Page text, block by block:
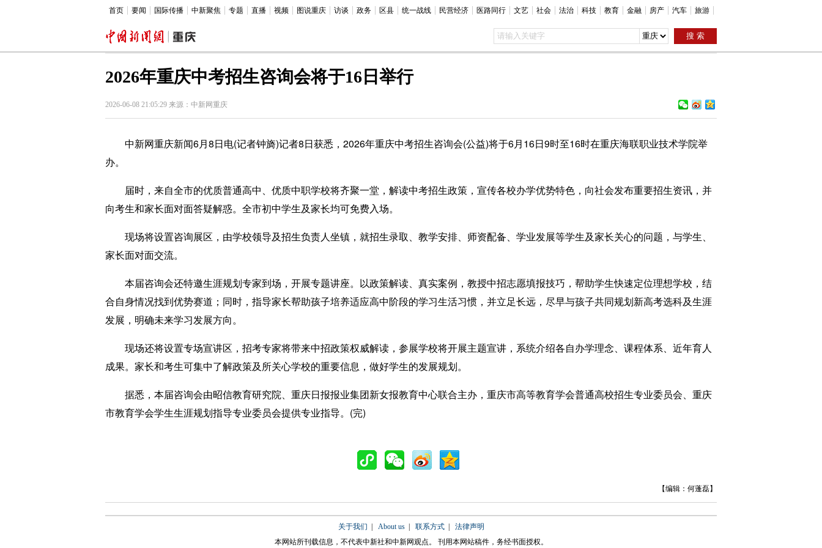
首页 要闻 国际传播 中新聚焦 专题 直播 视频 图说重庆 访谈 政务 区县 统一战线 民营经济 医路同行 文艺 社会 法治 科技 教育 金融 房产 汽车 旅游
2026年重庆中考招生咨询会将于16日举行
2026-06-08 21:05:29 来源：中新网重庆
中新网重庆新闻6月8日电(记者钟旖)记者8日获悉，2026年重庆中考招生咨询会(公益)将于6月16日9时至16时在重庆海联职业技术学院举
办。
届时，来自全市的优质普通高中、优质中职学校将齐聚一堂，解读中考招生政策，宣传各校办学优势特色，向社会发布重要招生资讯，并
向考生和家长面对面答疑解惑。全市初中学生及家长均可免费入场。
现场将设置咨询展区，由学校领导及招生负责人坐镇，就招生录取、教学安排、师资配备、学业发展等学生及家长关心的问题，与学生、
家长面对面交流。
本届咨询会还特邀生涯规划专家到场，开展专题讲座。以政策解读、真实案例，教授中招志愿填报技巧，帮助学生快速定位理想学校，结
合自身情况找到优势赛道；同时，指导家长帮助孩子培养适应高中阶段的学习生活习惯，并立足长远，尽早与孩子共同规划新高考选科及生涯
发展，明确未来学习发展方向。
现场还将设置专场宣讲区，招考专家将带来中招政策权威解读，参展学校将开展主题宣讲，系统介绍各自办学理念、课程体系、近年育人
成果。家长和考生可集中了解政策及所关心学校的重要信息，做好学生的发展规划。
据悉，本届咨询会由昭信教育研究院、重庆日报报业集团新女报教育中心联合主办，重庆市高等教育学会普通高校招生专业委员会、重庆
市教育学会学生生涯规划指导专业委员会提供专业指导。(完)
【编辑：何蓬磊】
关于我们 About us| 联系方式| 法律声明
本网站所刊载信息，不代表中新社和中新网观点。 刊用本网站稿件，务经书面授权。